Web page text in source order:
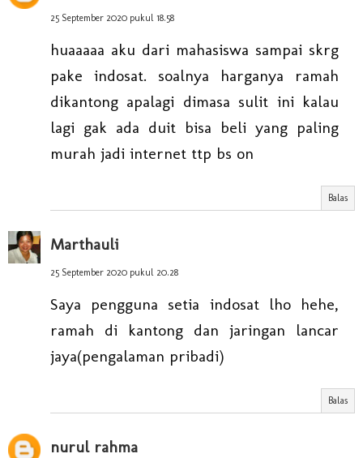
25 September 2020 pukul 18.58
huaaaaa aku dari mahasiswa sampai skrg
pake indosat. soalnya harganya ramah
dikantong apalagi dimasa sulit ini kalau
lagi gak ada duit bisa beli yang paling
murah jadi internet ttp bs on
Balas
Marthauli
25 September 2020 pukul 20.28
Saya pengguna setia indosat lho hehe,
ramah di kantong dan jaringan lancar
jaya(pengalaman pribadi)
Balas
nurul rahma